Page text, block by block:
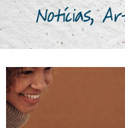
Notícias,